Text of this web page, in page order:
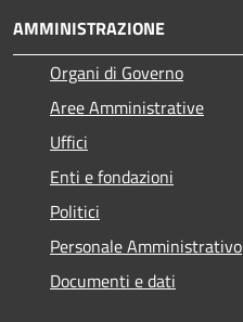
AMMINISTRAZIONE
Organi di Governo
Aree Amministrative
Uffici
Enti e fondazioni
Politici
Personale Amministrativo
Documenti e dati